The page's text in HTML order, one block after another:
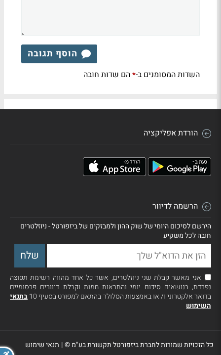
הוסף תגובה
השדות המסומנים ב-*הם שדות חובה
הורדת אפליקציה
הרשמה לדיוור
הירשם לסיכום היומי של שוק ההון ולמבזקים של ביזפורטל - ניוזלטרים
חובה לכל משקיע
אני מאשר קבלת שני ניוזלטרים, אשר כל אחד מהווה רשימת תפוצה
נפרדת, בנושאים סיכום יומי והתראות חמות וקבלת דיוורים פרסומיים
בדואר אלקטרוני ו/ או באמצעות הסלולר בהתאם למפורט בסעיף 10
בתנאי
השימוש
כל הזכויות שמורות לחברת ביזפורטל תקשורת בע"מ ©| תנאי שימוש